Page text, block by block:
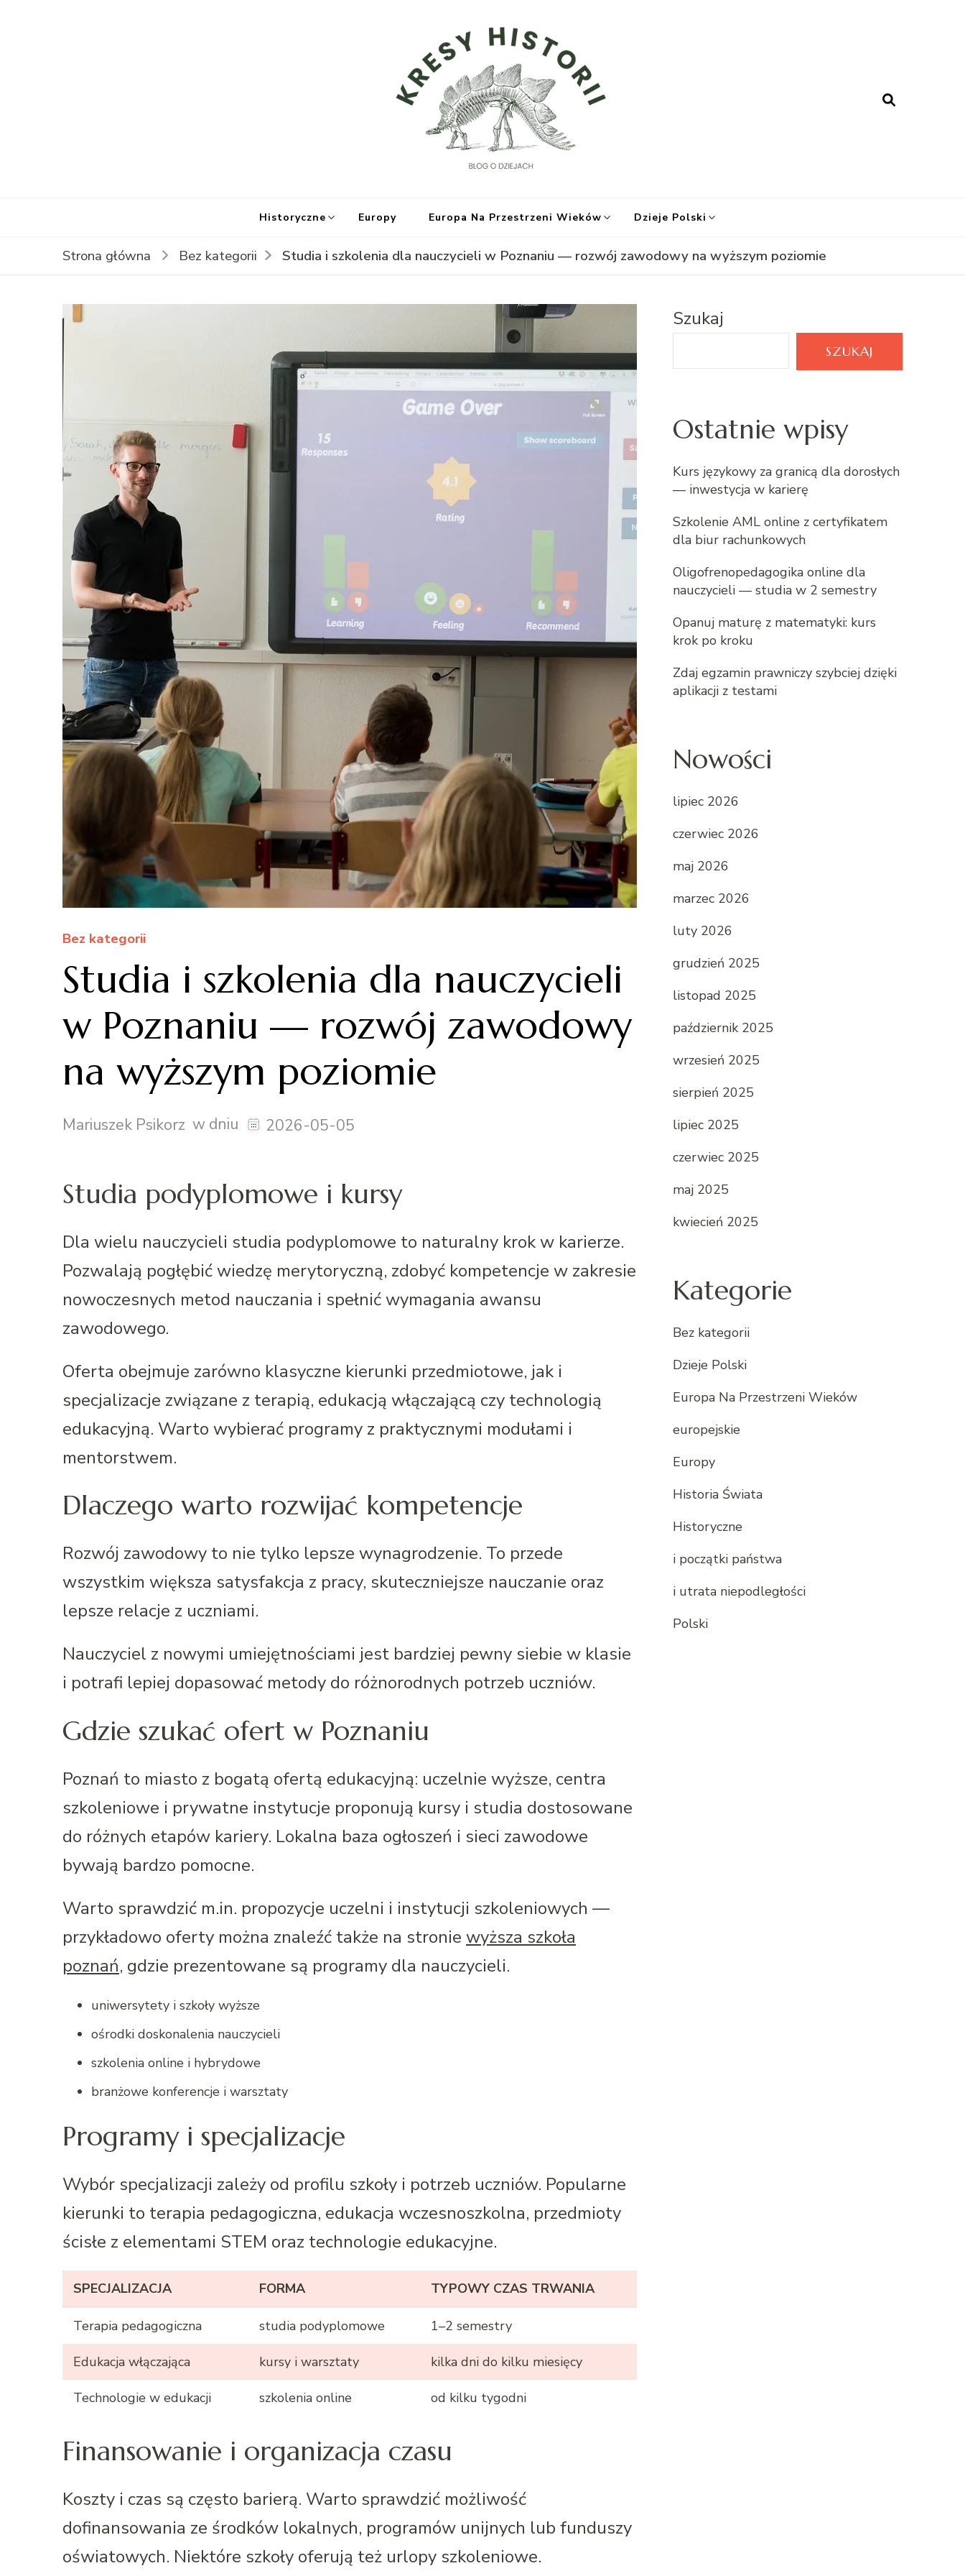
Historyczne Europy Europa Na Przestrzeni Wieków Dzieje Polski
Strona główna Bez kategorii Studia i szkolenia dla nauczycieli w Poznaniu — rozwój zawodowy na wyższym poziomie
Bez kategorii
Studia i szkolenia dla nauczycieli
w Poznaniu — rozwój zawodowy
na wyższym poziomie
Mariuszek Psikorz w dniu 2026-05-05
Studia podyplomowe i kursy
Dla wielu nauczycieli studia podyplomowe to naturalny krok w karierze.
Pozwalają pogłębić wiedzę merytoryczną, zdobyć kompetencje w zakresie
nowoczesnych metod nauczania i spełnić wymagania awansu
zawodowego.
Oferta obejmuje zarówno klasyczne kierunki przedmiotowe, jak i
specjalizacje związane z terapią, edukacją włączającą czy technologią
edukacyjną. Warto wybierać programy z praktycznymi modułami i
mentorstwem.
Dlaczego warto rozwijać kompetencje
Rozwój zawodowy to nie tylko lepsze wynagrodzenie. To przede
wszystkim większa satysfakcja z pracy, skuteczniejsze nauczanie oraz
lepsze relacje z uczniami.
Nauczyciel z nowymi umiejętnościami jest bardziej pewny siebie w klasie
i potrafi lepiej dopasować metody do różnorodnych potrzeb uczniów.
Gdzie szukać ofert w Poznaniu
Poznań to miasto z bogatą ofertą edukacyjną: uczelnie wyższe, centra
szkoleniowe i prywatne instytucje proponują kursy i studia dostosowane
do różnych etapów kariery. Lokalna baza ogłoszeń i sieci zawodowe
bywają bardzo pomocne.
Warto sprawdzić m.in. propozycje uczelni i instytucji szkoleniowych —
przykładowo oferty można znaleźć także na stronie wyższa szkoła
poznań, gdzie prezentowane są programy dla nauczycieli.
uniwersytety i szkoły wyższe
ośrodki doskonalenia nauczycieli
szkolenia online i hybrydowe
branżowe konferencje i warsztaty
Programy i specjalizacje
Wybór specjalizacji zależy od profilu szkoły i potrzeb uczniów. Popularne
kierunki to terapia pedagogiczna, edukacja wczesnoszkolna, przedmioty
ścisłe z elementami STEM oraz technologie edukacyjne.
SPECJALIZACJA FORMA TYPOWY CZAS TRWANIA
Terapia pedagogiczna studia podyplomowe 1–2 semestry
Edukacja włączająca kursy i warsztaty kilka dni do kilku miesięcy
Technologie w edukacji szkolenia online od kilku tygodni
Finansowanie i organizacja czasu
Koszty i czas są często barierą. Warto sprawdzić możliwość
dofinansowania ze środków lokalnych, programów unijnych lub funduszy
oświatowych. Niektóre szkoły oferują też urlopy szkoleniowe.
Szukaj
SZUKAJ
Ostatnie wpisy
Kurs językowy za granicą dla dorosłych
— inwestycja w karierę
Szkolenie AML online z certyfikatem
dla biur rachunkowych
Oligofrenopedagogika online dla
nauczycieli — studia w 2 semestry
Opanuj maturę z matematyki: kurs
krok po kroku
Zdaj egzamin prawniczy szybciej dzięki
aplikacji z testami
Nowości
lipiec 2026
czerwiec 2026
maj 2026
marzec 2026
luty 2026
grudzień 2025
listopad 2025
październik 2025
wrzesień 2025
sierpień 2025
lipiec 2025
czerwiec 2025
maj 2025
kwiecień 2025
Kategorie
Bez kategorii
Dzieje Polski
Europa Na Przestrzeni Wieków
europejskie
Europy
Historia Świata
Historyczne
i początki państwa
i utrata niepodległości
Polski